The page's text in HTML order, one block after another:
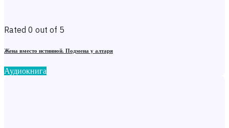
Rated 0 out of 5
Жена вместо истинной. Подмена у алтаря
Аудиокнига